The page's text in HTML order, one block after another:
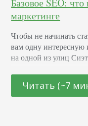
маркетинге
Чтобы не начинать
вам одну интересную
на одной из улиц
стене
итоге все это
Читать (~7